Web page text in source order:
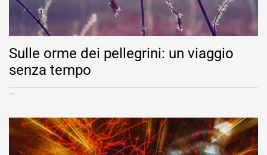
Sulle orme dei pellegrini: un viaggio
senza tempo